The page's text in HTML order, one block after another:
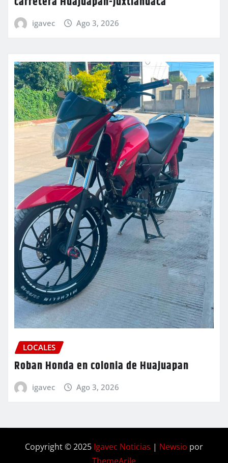
igavec Ago 3, 2026
LOCALES
Roban Honda en colonia de Huajuapan
igavec Ago 3, 2026
Copyright © 2025 Igavec Noticias | Newsio por
ThemeArile